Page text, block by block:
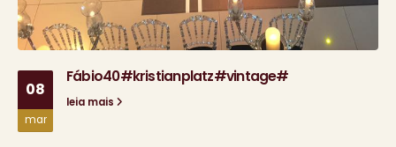
08
mar
Fábio40#kristianplatz#vintage#
leia mais